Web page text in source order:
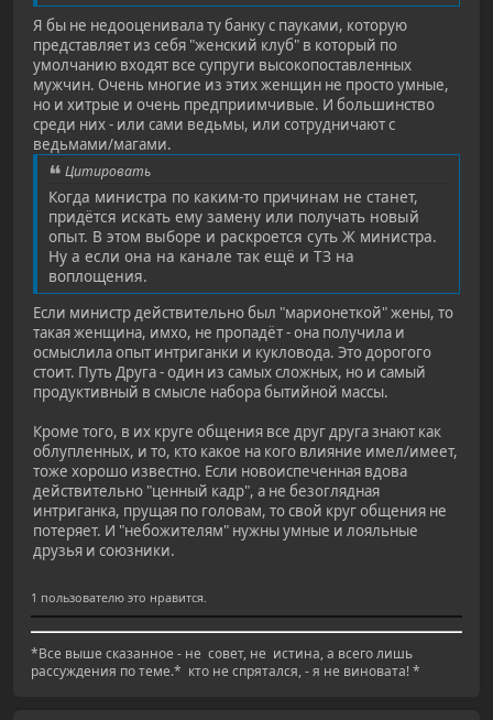
Я бы не недооценивала ту банку с пауками, которую
представляет из себя "женский клуб" в который по
умолчанию входят все супруги высокопоставленных
мужчин. Очень многие из этих женщин не просто умные,
но и хитрые и очень предприимчивые. И большинство
среди них - или сами ведьмы, или сотрудничают с
ведьмами/магами.
Цитировать
Когда министра по каким-то причинам не станет,
придётся искать ему замену или получать новый
опыт. В этом выборе и раскроется суть Ж министра.
Ну а если она на канале так ещё и ТЗ на
воплощения.
Если министр действительно был "марионеткой" жены, то
такая женщина, имхо, не пропадёт - она получила и
осмыслила опыт интриганки и кукловода. Это дорогого
стоит. Путь Друга - один из самых сложных, но и самый
продуктивный в смысле набора бытийной массы.
Кроме того, в их круге общения все друг друга знают как
облупленных, и то, кто какое на кого влияние имел/имеет,
тоже хорошо известно. Если новоиспеченная вдова
действительно "ценный кадр", а не безоглядная
интриганка, прущая по головам, то свой круг общения не
потеряет. И "небожителям" нужны умные и лояльные
друзья и союзники.
1 пользователю это нравится.
*Все выше сказанное - не совет, не истина, а всего лишь
рассуждения по теме.* кто не спрятался, - я не виновата! *